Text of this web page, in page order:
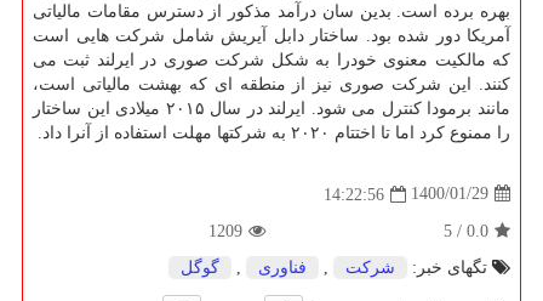
بهره برده است. بدین سان درآمد مذکور از دسترس مقامات مالیاتی
آمریکا دور شده بود. ساختار دابل آیریش شامل شرکت هایی است
که مالکیت معنوی خودرا به شکل شرکت صوری در ایرلند ثبت می
کنند. این شرکت صوری نیز از منطقه ای که بهشت مالیاتی است،
مانند برمودا کنترل می شود. ایرلند در سال ۲۰۱۵ میلادی این ساختار
را ممنوع کرد اما تا اختتام ۲۰۲۰ به شرکتها مهلت استفاده از آنرا داد.
1400/01/29
14:22:56
0.0
/
5
1209
تگهای خبر:
شركت فناوری گوگل